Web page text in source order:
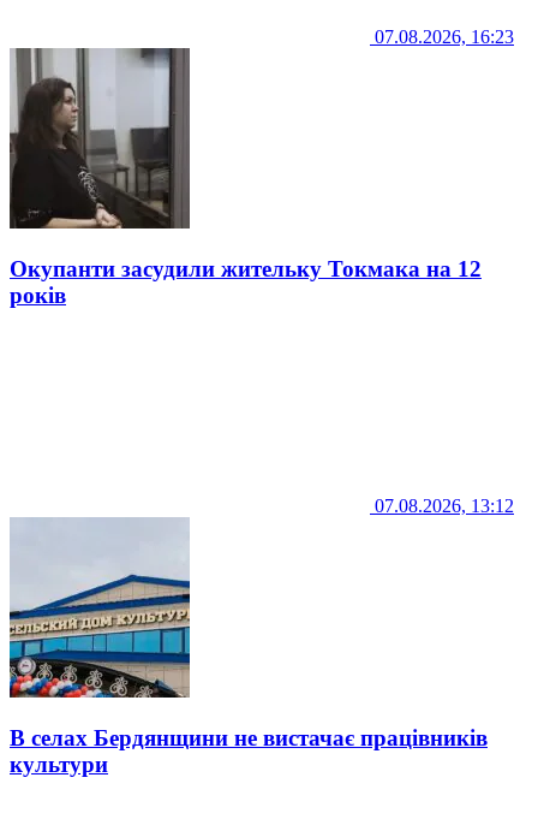
07.08.2026, 16:23
Окупанти засудили жительку Токмака на 12
років
07.08.2026, 13:12
В селах Бердянщини не вистачає працівників
культури